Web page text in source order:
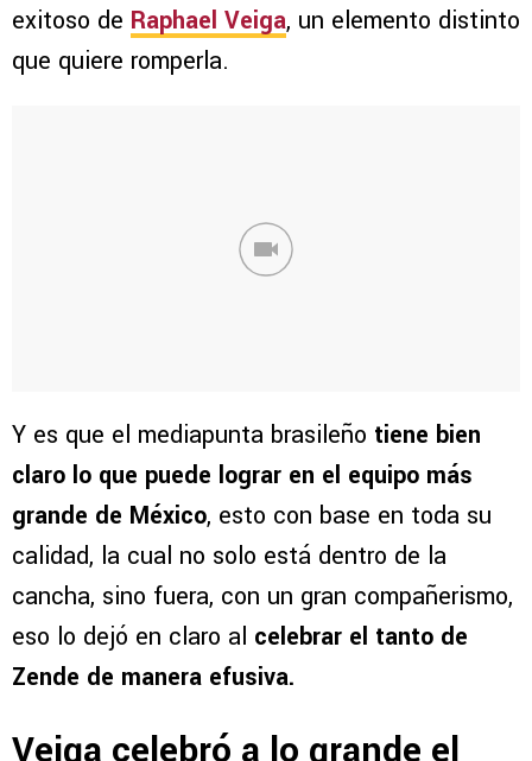
exitoso de Raphael Veiga, un elemento distinto
que quiere romperla.
Y es que el mediapunta brasileño tiene bien
claro lo que puede lograr en el equipo más
grande de México, esto con base en toda su
calidad, la cual no solo está dentro de la
cancha, sino fuera, con un gran compañerismo,
eso lo dejó en claro al celebrar el tanto de
Zende de manera efusiva.
Veiga celebró a lo grande el